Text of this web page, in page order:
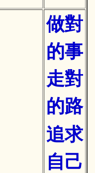
做對
的事
走對
的路
追求
自己